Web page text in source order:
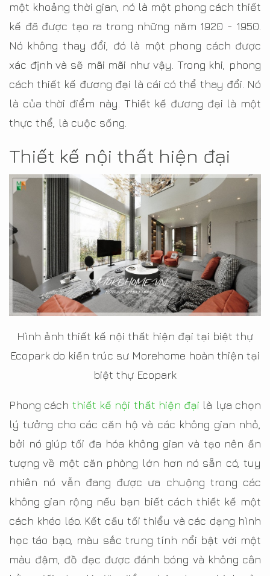
một khoảng thời gian, nó là một phong cách thiết
kế đã được tạo ra trong những năm 1920 - 1950.
Nó không thay đổi, đó là một phong cách được
xác định và sẽ mãi mãi như vậy. Trong khi, phong
cách thiết kế đương đại là cái có thể thay đổi. Nó
là của thời điểm này. Thiết kế đương đại là một
thực thể, là cuộc sống.
Thiết kế nội thất hiện đại
Hình ảnh thiết kế nội thất hiện đại tại biệt thự
Ecopark do kiến trúc sư Morehome hoàn thiện tại
biệt thự Ecopark
Phong cách thiết kế nội thất hiện đại là lựa chọn
lý tưởng cho các căn hộ và các không gian nhỏ,
bởi nó giúp tối đa hóa không gian và tạo nên ấn
tượng về một căn phòng lớn hơn nó sẵn có, tuy
nhiên nó vẫn đang được ưa chuộng trong các
không gian rộng nếu bạn biết cách thiết kế một
cách khéo léo. Kết cấu tối thiểu và các dạng hình
học táo bạo, màu sắc trung tính nổi bật với một
màu đậm, đồ đạc được đánh bóng và không cân